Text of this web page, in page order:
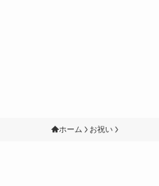
ホーム お祝い